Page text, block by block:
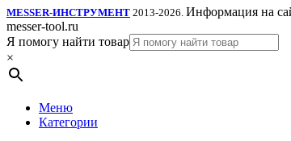
MESSER-ИНСТРУМЕНТ 2013-2026. Информация на
messer-tool.ru
Я помогу найти товар
×
Меню
Категории